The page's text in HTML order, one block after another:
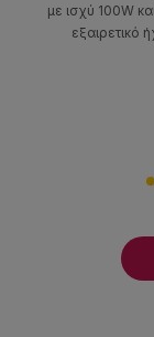
με ισχύ 100W
εξαιρετικό